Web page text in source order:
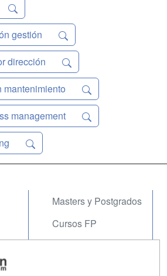
gestión
dirección
mantenimiento
management
Masters y Postgrados
Cursos FP